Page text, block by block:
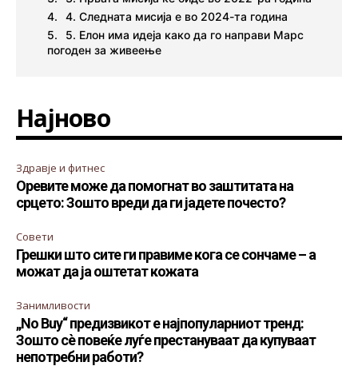
4. Следната мисија е во 2024-та година
5. Елон има идеја како да го направи Марс
погоден за живеење
Најново
Здравје и фитнес
Оревите може да помогнат во заштитата на
срцето: Зошто вреди да ги јадете почесто?
Совети
Грешки што сите ги правиме кога се сончаме – а
можат да ја оштетат кожата
Занимливости
„No Buy“ предизвикот е најпопуларниот тренд:
Зошто сè повеќе луѓе престануваат да купуваат
непотребни работи?